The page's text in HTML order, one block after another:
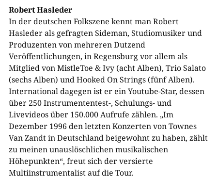
Robert Hasleder
In der deutschen Folkszene kennt man Robert
Hasleder als gefragten Sideman, Studiomusiker und
Produzenten von mehreren Dutzend
Veröffentlichungen, in Regensburg vor allem als
Mitglied von MistleToe & Ivy (acht Alben), Trio Salato
(sechs Alben) und Hooked On Strings (fünf Alben).
International dagegen ist er ein Youtube-Star, dessen
über 250 Instrumententest-, Schulungs- und
Livevideos über 150.000 Aufrufe zählen. „Im
Dezember 1996 den letzten Konzerten von Townes
Van Zandt in Deutschland beigewohnt zu haben, zählt
zu meinen unauslöschlichen musikalischen
Höhepunkten“, freut sich der versierte
Multiinstrumentalist auf die Tour.